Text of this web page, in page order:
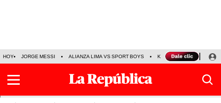
HOY JORGE MESSI ALIANZA LIMA VS SPORT BOYS KENJI FUJIMORI